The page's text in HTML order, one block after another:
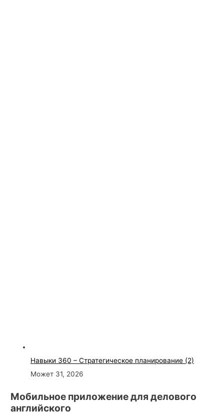
Навыки 360 – Стратегическое планирование (2)
Может 31, 2026
Мобильное приложение для делового
английского